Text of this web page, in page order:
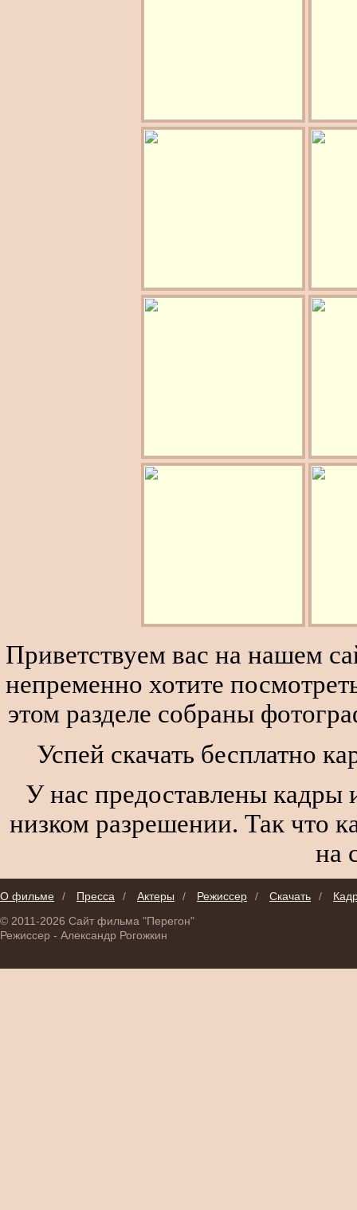
Приветствуем вас на нашем
непременно хотите
этом разделе собраны
Успей скачать бесплатно
У нас предоставлены кадры
низком разрешении. Так что
на
О фильме / Пресса / Актеры / Режиссер / Скачать /
© 2011-2026 Сайт фильма "Перегон"
Режиссер - Александр Рогожкин